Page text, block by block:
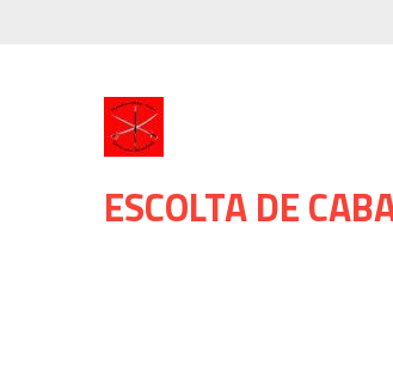
ESCOLTA DE